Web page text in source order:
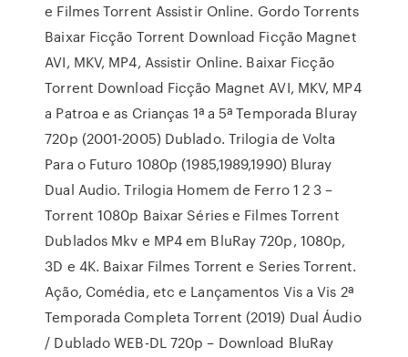
e Filmes Torrent Assistir Online. Gordo Torrents
Baixar Ficção Torrent Download Ficção Magnet
AVI, MKV, MP4, Assistir Online. Baixar Ficção
Torrent Download Ficção Magnet AVI, MKV, MP4
a Patroa e as Crianças 1ª a 5ª Temporada Bluray
720p (2001-2005) Dublado. Trilogia de Volta
Para o Futuro 1080p (1985,1989,1990) Bluray
Dual Audio. Trilogia Homem de Ferro 1 2 3 –
Torrent 1080p Baixar Séries e Filmes Torrent
Dublados Mkv e MP4 em BluRay 720p, 1080p,
3D e 4K. Baixar Filmes Torrent e Series Torrent.
Ação, Comédia, etc e Lançamentos Vis a Vis 2ª
Temporada Completa Torrent (2019) Dual Áudio
/ Dublado WEB-DL 720p – Download BluRay